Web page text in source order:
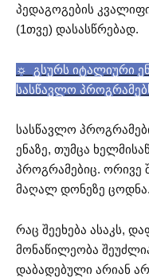
პედაგოგების
(1თვე) დასასწრებად.
☼ გსურს იტალიური
სასწავლო
სასწავლო
ენაზე, თუმცა
პროგრამებიც. ორივე
მაღალ დონეზე ცოდნა.
რაც შეეხება ასაკს,
მონაწილეობა
დაბადებული არიან